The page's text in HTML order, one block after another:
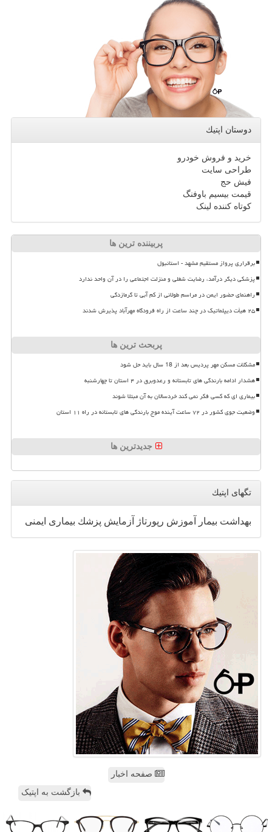
دوستان اپتیك
خرید و فروش خودرو
طراحی سایت
فیش حج
قیمت بیسیم باوفنگ
کوتاه کننده لینک
پربیننده ترین ها
برقراری پرواز مستقیم مشهد - استانبول
پزشکی دیگر درآمد، رضایت شغلی و منزلت اجتماعی را در آن واحد ندارد
راهنمای حضور ایمن در مراسم طولانی از کم آبی تا گرمازدگی
۲۵ هیأت دیپلماتیک در چند ساعت از راه فرودگاه مهرآباد پذیرش شدند
پربحث ترین ها
مشکلات مسکن مهر پردیس بعد از 18 سال باید حل شود
هشدار ادامه بارندگی های تابستانه و رعدوبرق در ۴ استان تا چهارشنبه
بیماری ای که کسی فکر نمی کند خردسالان به آن مبتلا شوند
وضعیت جوی کشور در ۷۲ ساعت آینده موج بارندگی های تابستانه در راه ۱۱ استان
جدیدترین ها
تگهای اپتیك
بهداشت بیمار آموزش رپورتاژ آزمایش پزشك بیماری ایمنی
صفحه اخبار
بازگشت به اپتیک